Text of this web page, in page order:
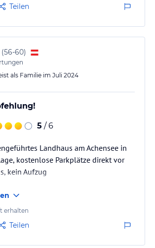
Teilen
(56-60)
als Familie im Juli 2024
5 / 6
Landhaus am Achensee in
kostenlose Parkplätze direkt vor
kein Aufzug
erhalten
Teilen